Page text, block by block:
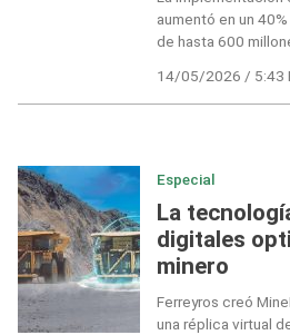
aumentó en un
de hasta 600
14/05/2026 / 5:43
Especial
La
digitales
minero
Ferreyros creó
una réplica virtual